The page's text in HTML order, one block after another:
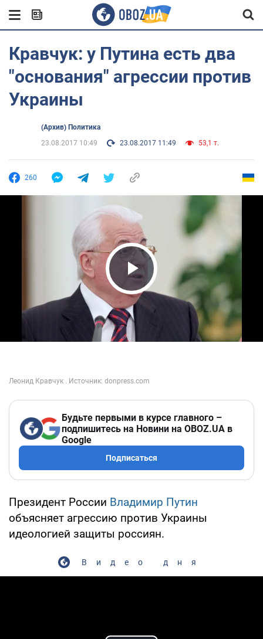
Кравчук: у Путина есть два
"основания" агрессии против
Украины
(Архив) Политика
23.08.2017 10:49
23.08.2017 11:49 53,1 т.
260
Play Video
Будьте первыми в курсе главного –
подпишитесь на Новини на OBOZ.UA в
Google
Подписаться
Президент России Владимир Путин
объясняет агрессию против Украины
идеологией защиты россиян.
Видео дня